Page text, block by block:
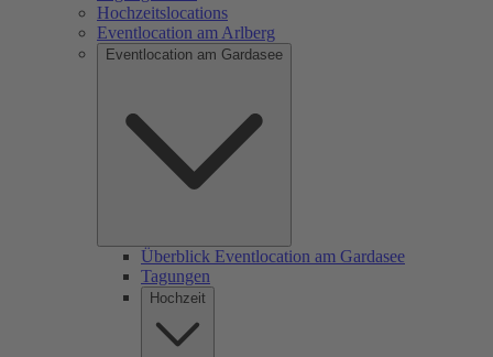
Hochzeitslocations
Eventlocation am Arlberg
Eventlocation am Gardasee
Überblick Eventlocation am Gardasee
Tagungen
Hochzeit